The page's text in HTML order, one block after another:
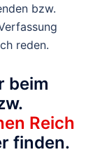
bzw.
reden.
beim
Reich
finden.